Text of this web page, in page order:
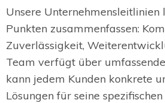
Unsere Unternehmensleitlinien
Punkten zusammenfassen:
Zuverlässigkeit,
Team verfügt über
kann jedem Kunden konkrete
Lösungen für seine